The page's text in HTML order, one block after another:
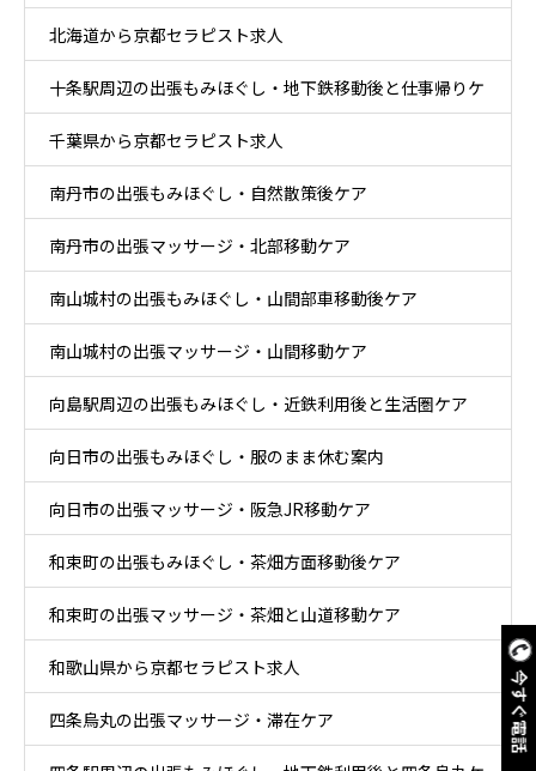
今すぐ電話
北海道から京都セラピスト求人
十条駅周辺の出張もみほぐし・地下鉄移動後と仕事帰りケ
ア
千葉県から京都セラピスト求人
南丹市の出張もみほぐし・自然散策後ケア
南丹市の出張マッサージ・北部移動ケア
南山城村の出張もみほぐし・山間部車移動後ケア
南山城村の出張マッサージ・山間移動ケア
向島駅周辺の出張もみほぐし・近鉄利用後と生活圏ケア
向日市の出張もみほぐし・服のまま休む案内
向日市の出張マッサージ・阪急JR移動ケア
和束町の出張もみほぐし・茶畑方面移動後ケア
和束町の出張マッサージ・茶畑と山道移動ケア
和歌山県から京都セラピスト求人
四条烏丸の出張マッサージ・滞在ケア